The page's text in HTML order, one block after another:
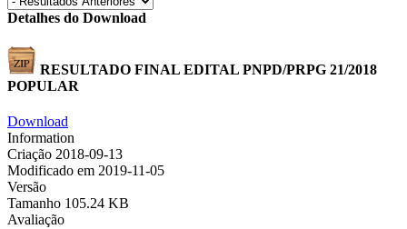
Detalhes do Download
RESULTADO FINAL EDITAL PNPD/PRPG 21/2018
POPULAR
Download
Information
Criação 2018-09-13
Modificado em 2019-11-05
Versão
Tamanho 105.24 KB
Avaliação